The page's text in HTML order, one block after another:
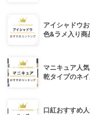
アイシャドウ
色&ラメ入り商
マニキュア人
乾タイプのネ
口紅おすすめ